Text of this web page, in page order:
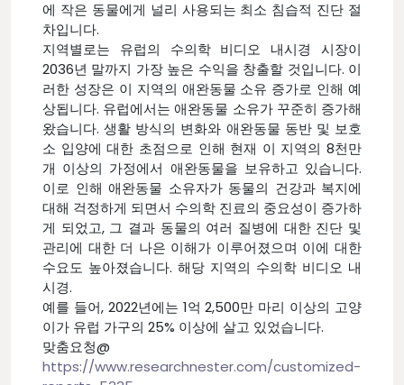
에 작은 동물에게 널리 사용되는 최소 침습적 진단 절
차입니다.
지역별로는 유럽의 수의학 비디오 내시경 시장이
2036년 말까지 가장 높은 수익을 창출할 것입니다. 이
러한 성장은 이 지역의 애완동물 소유 증가로 인해 예
상됩니다. 유럽에서는 애완동물 소유가 꾸준히 증가해
왔습니다. 생활 방식의 변화와 애완동물 동반 및 보호
소 입양에 대한 초점으로 인해 현재 이 지역의 8천만
개 이상의 가정에서 애완동물을 보유하고 있습니다.
이로 인해 애완동물 소유자가 동물의 건강과 복지에
대해 걱정하게 되면서 수의학 진료의 중요성이 증가하
게 되었고, 그 결과 동물의 여러 질병에 대한 진단 및
관리에 대한 더 나은 이해가 이루어졌으며 이에 대한
수요도 높아졌습니다. 해당 지역의 수의학 비디오 내
시경.
예를 들어, 2022년에는 1억 2,500만 마리 이상의 고양
이가 유럽 가구의 25% 이상에 살고 있었습니다.
맞춤요청@
https://www.researchnester.com/customized-